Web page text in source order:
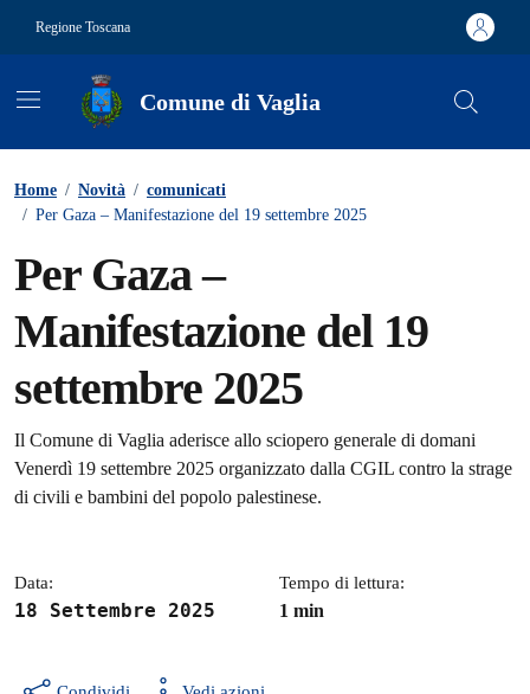
Regione Toscana
Comune di Vaglia
Home / Novità / comunicati
/ Per Gaza – Manifestazione del 19 settembre 2025
Per Gaza –
Manifestazione del 19
settembre 2025
Dettagli della notizia
Il Comune di Vaglia aderisce allo sciopero generale di domani
Venerdì 19 settembre 2025 organizzato dalla CGIL contro la strage
di civili e bambini del popolo palestinese.
Data:
18 Settembre 2025
Tempo di lettura:
1 min